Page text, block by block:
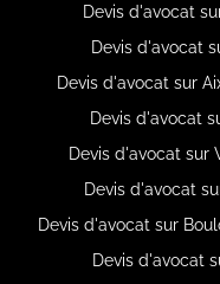
Devis d'avocat
Devis d'avocat
Devis d'avocat sur
Devis d'avocat
Devis d'avocat sur
Devis d'avocat
Devis d'avocat sur
Devis d'avocat